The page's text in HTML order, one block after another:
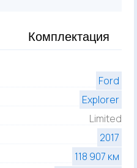
Комплектация
Ford
Explorer
Limited
2017
118 907 км